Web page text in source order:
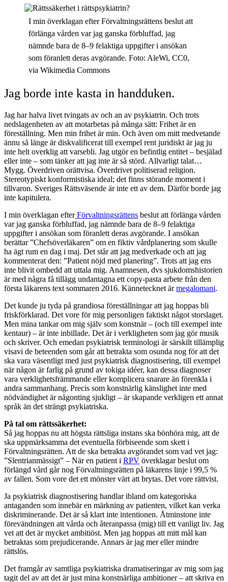
I min överklagan efter Förvaltningsrättens beslut att
förlänga vården var jag ganska förbluffad, jag
nämnde bara de 8–9 felaktiga uppgifter i ansökan
som föranlett deras avgörande. Foto: AleWi, CC0,
via Wikimedia Commons
Jag borde inte kasta in handduken.
Jag har halva livet tvingats av och an av psykiatrin. Och trots
nedslagenheten av att motarbetas på många sätt: Frihet är en
föreställning. Men min frihet är min. Och även om mitt medvetande
ännu så länge är diskvalificerat till exempel rent juridiskt är jag ju
inte helt overklig att varsebli. Jag utgör en befintlig entitet – besjälad
eller inte – som tänker att jag inte är så störd. Allvarligt talat…
Mygg. Överdriven orättvisa. Överdrivet politiserad religion.
Stereotypiskt konformistiska ideal; det finns störande moment i
tillvaron. Sveriges Rättsväsende är inte ett av dem. Därför borde jag
inte kapitulera.
I min överklagan efterFörvaltningsrättens beslut att förlänga vården
var jag ganska förbluffad, jag nämnde bara de 8–9 felaktiga
uppgifter i ansökan som föranlett deras avgörande. I ansökan
berättar ”Chefsöverläkaren” om en fiktiv vårdplanering som skulle
ha ägt rum en dag i maj. Det står att jag medverkade och att jag
kommenterat den: ”Patient nöjd med planering”. Trots att jag ens
inte blivit ombedd att uttala mig. Anamnesen, dvs sjukdomshistorien
är med några få tillägg undantagna ett copy-pasta arbete från den
första läkarens text sommaren 2016. Kännetecknet ärmegalomani.
Det kunde ju tyda på grandiosa föreställningar att jag hoppas bli
friskförklarad. Det vore för mig personligen faktiskt något storslaget.
Men mina tankar om mig själv som konstnär – (och till exempel inte
kentaur) – är inte inbillade. Det är i verkligheten som jag gör musik
och skriver. Och emedan psykiatrisk terminologi är särskilt tillämplig
visavi de beteenden som går att betrakta som osunda nog för att det
ska vara väsentligt med just psykiatrisk diagnostisering, till exempel
när någon är farlig på grund av tokiga idéer, kan dessa diagnoser
vara verklighetsfrämmande eller komplicera snarare än förenkla i
andra sammanhang. Precis som konstnärlig känslighet inte med
nödvändighet är någonting sjukligt – är skapande verkligen ett annat
språk än det strängt psykiatriska.
På tal om rättssäkerhet:
Så jag hoppas nu att högsta rättsliga instans ska bönhöra mig, att de
ska uppmärksamma det eventuella förbiseende som skett i
Förvaltningsrätten. Att de ska betrakta avgörandet som vad vet jag:
”Slentrianmässigt” – När en patient i RPV överklagar beslut om
förlängd vård går nog Förvaltningsrätten på läkarens linje i 99,5 %
av fallen. Som vore det ett mönster värt att brytas. Det vore rättvist.
Ja psykiatrisk diagnostisering handlar ibland om kategoriska
antaganden som innebär en märkning av patienten, vilket kan verka
diskriminerande. Det är så klart inte intentionen. Åtminstone inte
förevändningen att vårda och återanpassa (mig) till ett vanligt liv. Jag
vet att det är mycket ambitiöst. Men jag hoppas att mitt mål kan
betraktas som prejudicerande. Annars är jag mer eller mindre
rättslös.
Det framgår av samtliga psykiatriska dramatiseringar av mig som jag
tagit del av att det är just mina konstnärliga ambitioner – att skriva en